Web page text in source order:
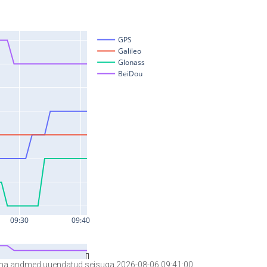
andmed uuendatud seisuga 2026-08-06 09:41:00